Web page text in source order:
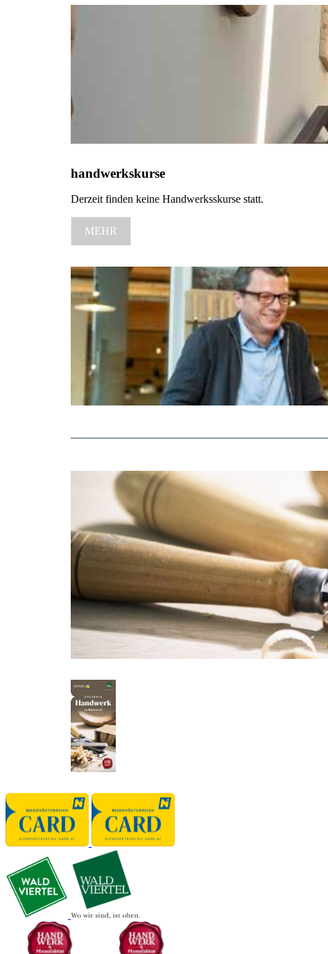
handwerkskurse
Derzeit finden keine Handwerksskurse statt.
MEHR